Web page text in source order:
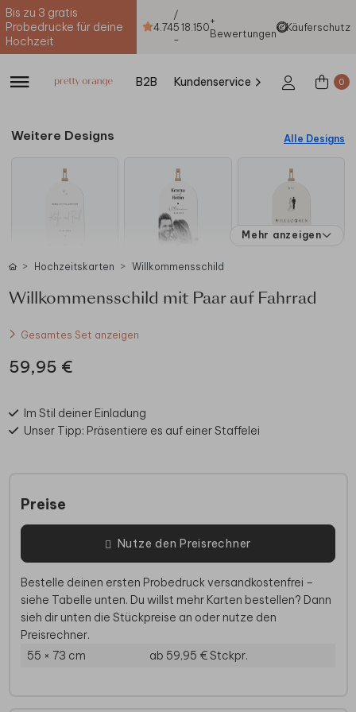
Bis zu 3 gratis
Probedrucke für deine
Hochzeit
4.74
/
5
-
18.150+
Bewertungen
Käuferschutz
B2B Kundenservice 0
Weitere Designs Alle Designs
Mehr anzeigen
Hochzeitskarten Willkommensschild
Willkommensschild mit Paar auf Fahrrad
Gesamtes Set anzeigen
59,95 €
Im Stil deiner Einladung
Unser Tipp: Präsentiere es auf einer Staffelei
Preise
Nutze den Preisrechner
Bestelle deinen ersten Probedruck versandkostenfrei –
siehe Tabelle unten. Du willst mehr Karten bestellen? Dann
sieh dir unten die Stückpreise an oder nutze den
Preisrechner.
55 × 73 cm
ab 59,95 €Stckpr.